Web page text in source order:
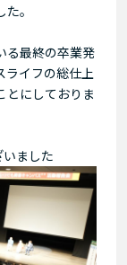
。
る最終の卒業発
ライフの総仕上
とにしておりま
いました